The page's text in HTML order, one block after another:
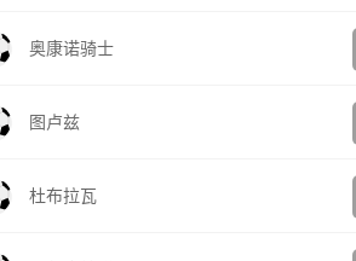
奥康诺骑士
图卢兹
杜布拉瓦